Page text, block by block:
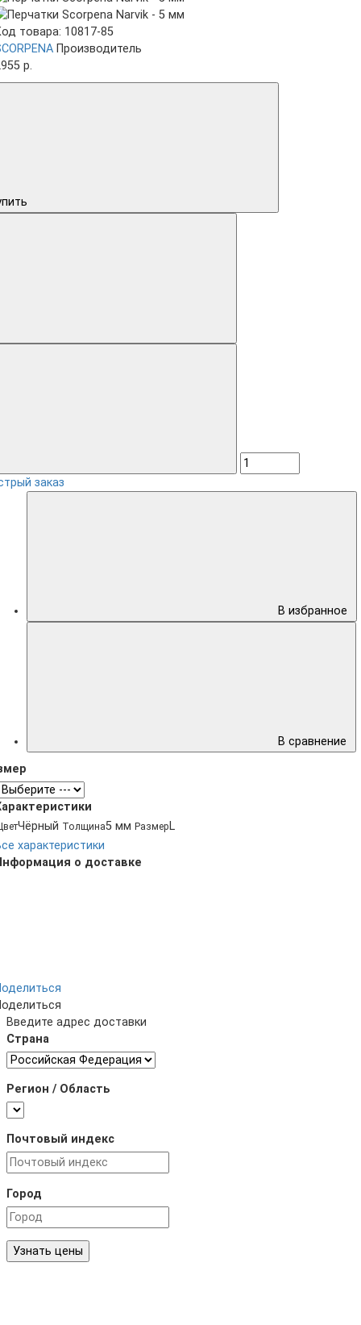
товара: 10817-85
Производитель
р.
заказ
В избранное
В сравнение
Чёрный Толщина5 мм Размер L
характеристики
о доставке
Введите адрес доставки
Страна
Регион / Область
Почтовый индекс
Город
Узнать цены